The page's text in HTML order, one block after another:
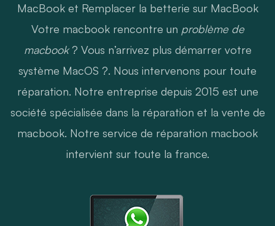
MacBooket Remplacer la betterie sur MacBook
Votre macbook rencontre un problème de
macbook? Vous n’arrivez plus démarrer votre
système MacOS ?. Nous intervenons pour toute
réparation. Notre entreprise depuis 2015 est une
société spécialisée dans la réparation et la vente de
macbook. Notre service de réparation macbook
intervient sur toute la france.